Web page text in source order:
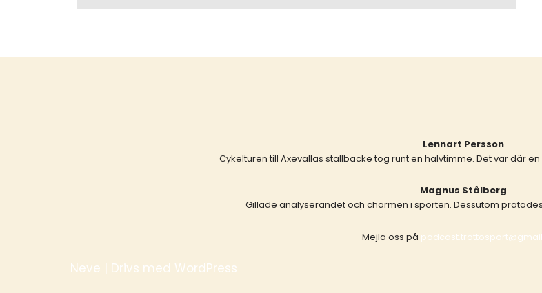
Lennart Persson
Cykelturen till Axevallas stallbacke tog runt en halvtimme. Det var där
Magnus Stålberg
Gillade analyserandet och charmen i sporten. Dessutom
Mejla oss på
Neve | Drivs med WordPress